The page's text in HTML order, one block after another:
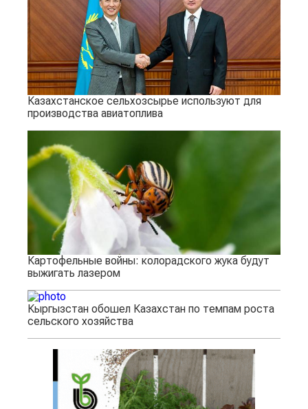
Казахстанское сельхозсырье используют для
производства авиатоплива
Картофельные войны: колорадского жука будут
выжигать лазером
Кыргызстан обошел Казахстан по темпам роста
сельского хозяйства